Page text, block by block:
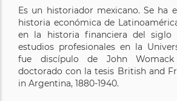
Es un historiador mexicano. Se ha
historia económica de
en la historia financiera del siglo
estudios profesionales en la
fue discípulo de John
doctorado con la tesis British and
in Argentina, 1880-1940.